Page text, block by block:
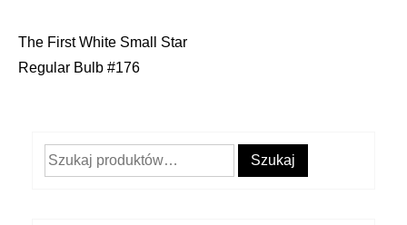
Nawigacja
The First White Small Star
Regular Bulb #176
Szukaj: Szukaj